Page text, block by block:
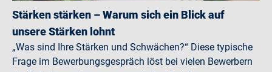
Stärken stärken – Warum sich ein Blick auf
unsere Stärken lohnt
„Was sind Ihre Stärken und Schwächen?“ Diese typische
Frage im Bewerbungsgespräch löst bei vielen Bewerbern